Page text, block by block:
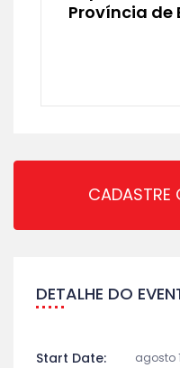
Província de
CADASTRE
DETALHE DO
Start Date: agosto